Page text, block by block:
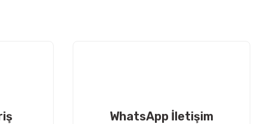
WhatsApp İletişim